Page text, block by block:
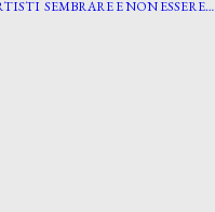
SEMBRARE E NON ESSERE…